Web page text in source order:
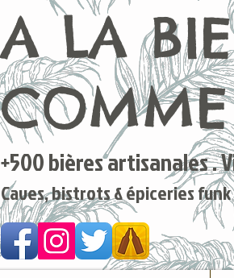
+500 bières artisanales .
Caves, bistrots & épiceries
A LA